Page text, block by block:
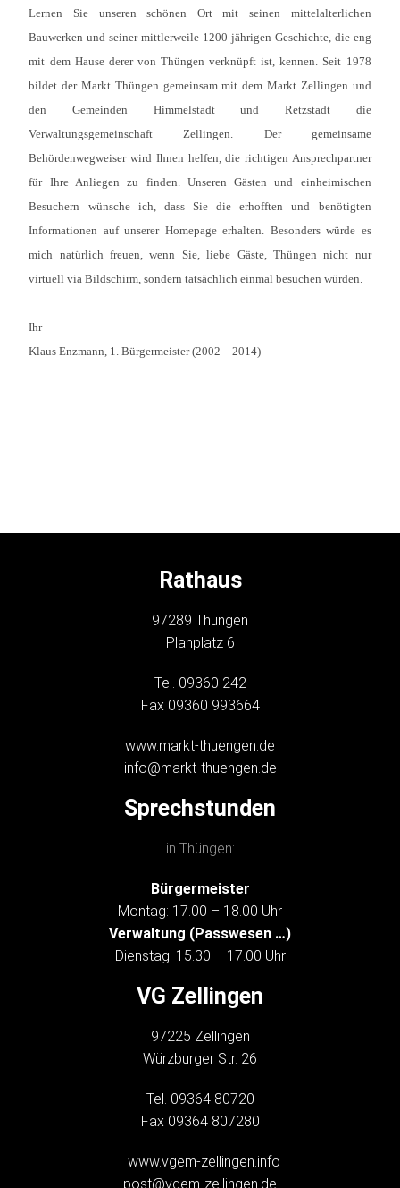
Lernen Sie unseren schönen Ort mit seinen mittelalterlichen
Bauwerken und seiner mittlerweile 1200-jährigen Geschichte, die eng
mit dem Hause derer von Thüngen verknüpft ist, kennen. Seit 1978
bildet der Markt Thüngen gemeinsam mit dem Markt Zellingen und
den Gemeinden Himmelstadt und Retzstadt die
Verwaltungsgemeinschaft Zellingen. Der gemeinsame
Behördenwegweiser wird Ihnen helfen, die richtigen Ansprechpartner
für Ihre Anliegen zu finden. Unseren Gästen und einheimischen
Besuchern wünsche ich, dass Sie die erhofften und benötigten
Informationen auf unserer Homepage erhalten. Besonders würde es
mich natürlich freuen, wenn Sie, liebe Gäste, Thüngen nicht nur
virtuell via Bildschirm, sondern tatsächlich einmal besuchen würden.
Ihr
Klaus Enzmann, 1. Bürgermeister (2002 – 2014)
Rathaus
97289 Thüngen
Planplatz 6
Tel. 09360 242
Fax 09360 993664
www.markt-thuengen.de
info@markt-thuengen.de
Sprechstunden
in Thüngen:
Bürgermeister
Montag: 17.00 – 18.00 Uhr
Verwaltung (Passwesen …)
Dienstag: 15.30 – 17.00 Uhr
VG Zellingen
97225 Zellingen
Würzburger Str. 26
Tel. 09364 80720
Fax 09364 807280
www.vgem-zellingen.info
post@vgem-zellingen.de